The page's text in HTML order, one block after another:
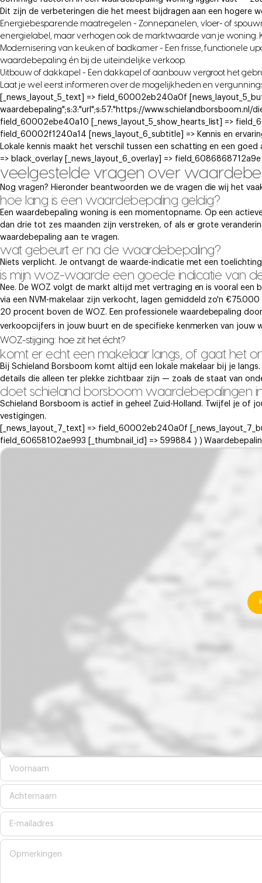
Dit zijn de verbeteringen die het meest bijdragen aan een hogere
Energiebesparende maatregelen - Zonnepanelen, vloer- of
energielabel, maar verhogen ook de marktwaarde van je woning.
Modernisering van keuken of badkamer - Een frisse, functionele
waardebepaling én bij de uiteindelijke verkoop.
Uitbouw of dakkapel - Een dakkapel of aanbouw vergroot het
Laat je wel eerst informeren over de mogelijkheden en
[_news_layout_5_text] => field_60002eb240a0f
waardebepaling";s:3:"url";s:57:"https://www.schielandborsboom.nl/
field_60002ebe40a10 [_news_layout_5_show_hearts_list] =>
field_60002f1240a14 [news_layout_6_subtitle] => Kennis en
Lokale kennis maakt het verschil tussen een schatting en een
=> black_overlay [_news_layout_6_overlay] =>
veelgestelde vragen over
Nog vragen? Hieronder beantwoorden we de vragen die wij het
hoe lang is een waardebepaling geldig?
Een waardebepaling woning is een momentopname. Op een
dan drie tot zes maanden zijn verstreken, of als er grote
waardebepaling aan te vragen.
wat gebeurt er na de waardebepaling?
Niets verplicht. Je ontvangt de waarde-indicatie met een
is mijn woz-waarde een goede indicatie van
Nee. De WOZ volgt de markt altijd met vertraging en is vooral
via een NVM-makelaar zijn verkocht, lagen gemiddeld zo'n
20 procent boven de WOZ. Een professionele waardebepaling
verkoopcijfers in jouw buurt en de specifieke kenmerken van jouw
WOZ-stijging: hoe zit het écht?
komt er echt een makelaar langs, of gaat het
Bij Schieland Borsboom komt altijd een lokale makelaar bij je
details die alleen ter plekke zichtbaar zijn — zoals de staat van
doet schieland borsboom waardebepalingen
Schieland Borsboom is actief in geheel Zuid-Holland. Twijfel je of
vestigingen.
[_news_layout_7_text] => field_60002eb240a0f
field_60658102ae993 [_thumbnail_id] => 599884 ) )